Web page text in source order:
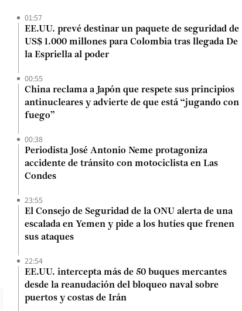
01:57
EE.UU. prevé destinar un paquete de seguridad de
US$ 1.000 millones para Colombia tras llegada De
la Espriella al poder
00:55
China reclama a Japón que respete sus principios
antinucleares y advierte de que está “jugando con
fuego”
00:38
Periodista José Antonio Neme protagoniza
accidente de tránsito con motociclista en Las
Condes
23:55
El Consejo de Seguridad de la ONU alerta de una
escalada en Yemen y pide a los hutíes que frenen
sus ataques
22:54
EE.UU. intercepta más de 50 buques mercantes
desde la reanudación del bloqueo naval sobre
puertos y costas de Irán